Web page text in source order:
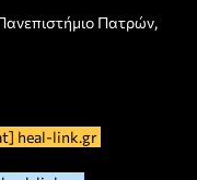
Πατρών,
heal-link.gr